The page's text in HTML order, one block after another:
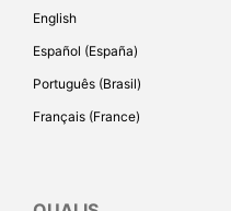
English
Español (España)
Português (Brasil)
Français (France)